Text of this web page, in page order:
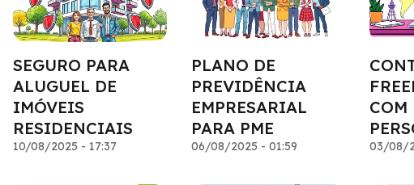
SEGURO PARA
ALUGUEL DE
IMÓVEIS
RESIDENCIAIS
10/08/2025 - 17:37
PLANO DE
PREVIDÊNCIA
EMPRESARIAL
PARA PME
06/08/2025 - 01:59
COM
03/08/